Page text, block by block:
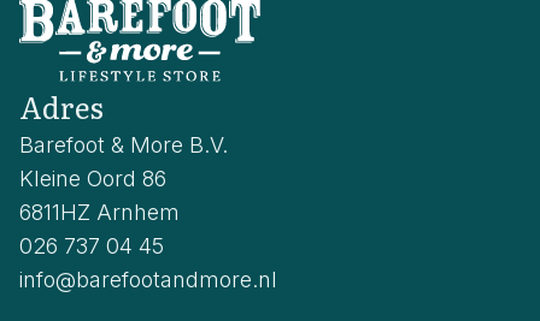
Adres
Barefoot & More B.V.
Kleine Oord 86
6811HZ Arnhem
026 737 04 45
info@barefootandmore.nl